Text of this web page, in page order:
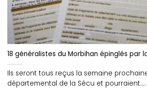
18 généralistes du Morbihan épinglés par
Ils seront tous reçus la semaine
départemental de la Sécu et pourraient....